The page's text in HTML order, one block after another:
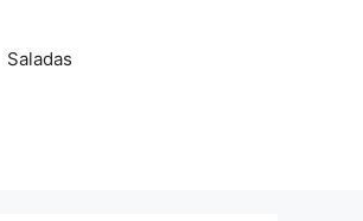
Saladas